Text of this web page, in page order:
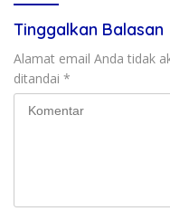
Tinggalkan Balasan
Alamat email Anda tidak
ditandai *